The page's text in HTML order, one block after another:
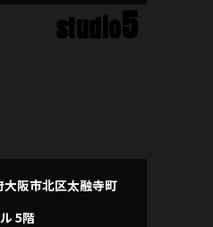
studio5
阪市北区太融寺町
5階